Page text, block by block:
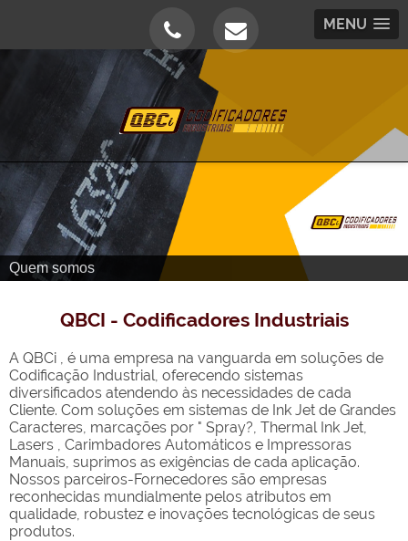
MENU
Quem somos
QBCI - Codificadores Industriais
A QBCi , é uma empresa na vanguarda em soluções de
Codificação Industrial, oferecendo sistemas
diversificados atendendo às necessidades de cada
Cliente. Com soluções em sistemas de Ink Jet de Grandes
Caracteres, marcações por " Spray?, Thermal Ink Jet,
Lasers , Carimbadores Automáticos e Impressoras
Manuais, suprimos as exigências de cada aplicação.
Nossos parceiros-Fornecedores são empresas
reconhecidas mundialmente pelos atributos em
qualidade, robustez e inovações tecnológicas de seus
produtos.